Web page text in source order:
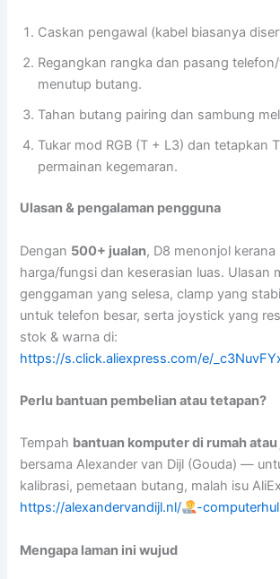
Caskan pengawal (kabel biasanya
Regangkan rangka dan pasang
menutup butang.
Tahan butang pairing dan sambung
Tukar mod RGB (T + L3) dan tetapkan
permainan kegemaran.
Ulasan & pengalaman pengguna
Dengan 500+ jualan, D8 menonjol kerana
harga/fungsi dan keserasian luas. Ulasan
genggaman yang selesa, clamp yang
untuk telefon besar, serta joystick yang
stok & warna di:
https://s.click.aliexpress.com/e/
Perlu bantuan pembelian atau tetapan?
Tempah bantuan komputer di rumah atau
bersama Alexander van Dijl (Gouda) —
kalibrasi, pemetaan butang, malah isu
https://alexandervandijl.nl/
-
Mengapa laman ini wujud